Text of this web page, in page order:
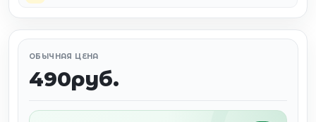
ОБЫЧНАЯ ЦЕНА
490руб.